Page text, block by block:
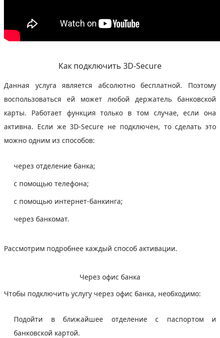
Как подключить 3D-Secure
Данная услуга является абсолютно бесплатной. Поэтому
воспользоваться ей может любой держатель банковской
карты. Работает функция только в том случае, если она
активна. Если же 3D-Secure не подключен, то сделать это
можно одним из способов:
через отделение банка;
с помощью телефона;
с помощью интернет-банкинга;
через банкомат.
Рассмотрим подробнее каждый способ активации.
Через офис банка
Чтобы подключить услугу через офис банка, необходимо:
Подойти в ближайшее отделение с паспортом и
банковской картой.